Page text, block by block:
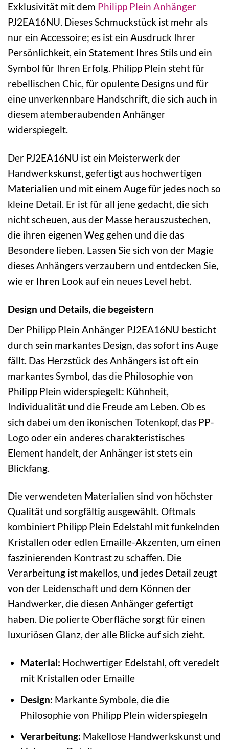
Exklusivität mit dem Philipp Plein Anhänger
PJ2EA16NU. Dieses Schmuckstück ist mehr als
nur ein Accessoire; es ist ein Ausdruck Ihrer
Persönlichkeit, ein Statement Ihres Stils und ein
Symbol für Ihren Erfolg. Philipp Plein steht für
rebellischen Chic, für opulente Designs und für
eine unverkennbare Handschrift, die sich auch in
diesem atemberaubenden Anhänger
widerspiegelt.
Der PJ2EA16NU ist ein Meisterwerk der
Handwerkskunst, gefertigt aus hochwertigen
Materialien und mit einem Auge für jedes noch so
kleine Detail. Er ist für all jene gedacht, die sich
nicht scheuen, aus der Masse herauszustechen,
die ihren eigenen Weg gehen und die das
Besondere lieben. Lassen Sie sich von der Magie
dieses Anhängers verzaubern und entdecken Sie,
wie er Ihren Look auf ein neues Level hebt.
Design und Details, die begeistern
Der Philipp Plein Anhänger PJ2EA16NU besticht
durch sein markantes Design, das sofort ins Auge
fällt. Das Herzstück des Anhängers ist oft ein
markantes Symbol, das die Philosophie von
Philipp Plein widerspiegelt: Kühnheit,
Individualität und die Freude am Leben. Ob es
sich dabei um den ikonischen Totenkopf, das PP-
Logo oder ein anderes charakteristisches
Element handelt, der Anhänger ist stets ein
Blickfang.
Die verwendeten Materialien sind von höchster
Qualität und sorgfältig ausgewählt. Oftmals
kombiniert Philipp Plein Edelstahl mit funkelnden
Kristallen oder edlen Emaille-Akzenten, um einen
faszinierenden Kontrast zu schaffen. Die
Verarbeitung ist makellos, und jedes Detail zeugt
von der Leidenschaft und dem Können der
Handwerker, die diesen Anhänger gefertigt
haben. Die polierte Oberfläche sorgt für einen
luxuriösen Glanz, der alle Blicke auf sich zieht.
Material: Hochwertiger Edelstahl, oft veredelt
mit Kristallen oder Emaille
Design: Markante Symbole, die die
Philosophie von Philipp Plein widerspiegeln
Verarbeitung: Makellose Handwerkskunst und